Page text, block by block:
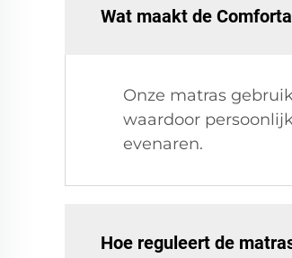
Wat maakt de
Onze matras
waardoor
evenaren.
Hoe reguleert de